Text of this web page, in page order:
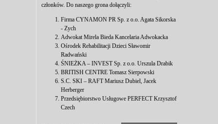
członków. Do naszego grona dołączyli:
Firma CYNAMON PR Sp. z o.o. Agata Sikorska
- Zych
Adwokat Mirela Bieda Kancelaria Adwokacka
Ośrodek Rehabilitacji Dzieci Sławomir
Radwański
ŚNIEŻKA – INVEST Sp. z o.o. Urszula Drabik
BRITISH CENTRE Tomasz Sierpowski
S.C. SKI – RAFT Mariusz Dubiel, Jacek
Herberger
Przedsiębiorstwo Usługowe PERFECT Krzysztof
Czech